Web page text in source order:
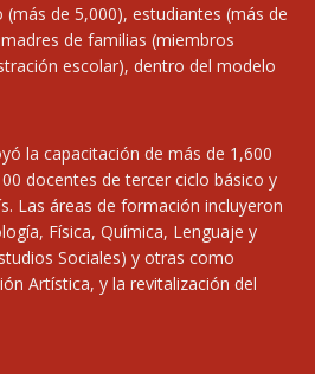
de 5,000), estudiantes (más de
de familias (miembros
escolar), dentro del modelo
la capacitación de más de 1,600
docentes de tercer ciclo básico y
Las áreas de formación incluyeron
Física, Química, Lenguaje y
Sociales) y otras como
Artística, y la revitalización del